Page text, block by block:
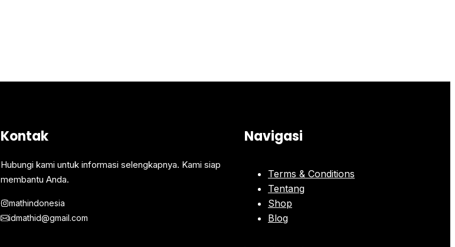
Kontak
Hubungi kami untuk informasi selengkapnya. Kami siap
membantu Anda.
mathindonesia
idmathid@gmail.com
Navigasi
Terms & Conditions
Tentang
Shop
Blog